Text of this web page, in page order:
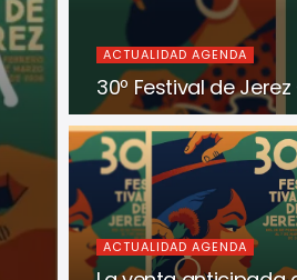
ACTUALIDAD AGENDA
30º Festival de
ACTUALIDAD AGENDA